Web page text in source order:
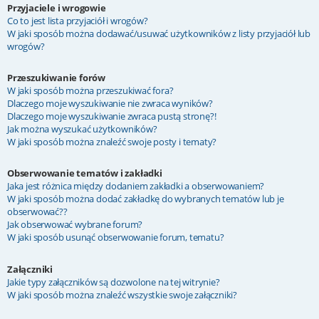
Przyjaciele i wrogowie
Co to jest lista przyjaciół i wrogów?
W jaki sposób można dodawać/usuwać użytkowników z listy przyjaciół lub
wrogów?
Przeszukiwanie forów
W jaki sposób można przeszukiwać fora?
Dlaczego moje wyszukiwanie nie zwraca wyników?
Dlaczego moje wyszukiwanie zwraca pustą stronę?!
Jak można wyszukać użytkowników?
W jaki sposób można znaleźć swoje posty i tematy?
Obserwowanie tematów i zakładki
Jaka jest różnica między dodaniem zakładki a obserwowaniem?
W jaki sposób można dodać zakładkę do wybranych tematów lub je
obserwować??
Jak obserwować wybrane forum?
W jaki sposób usunąć obserwowanie forum, tematu?
Załączniki
Jakie typy załączników są dozwolone na tej witrynie?
W jaki sposób można znaleźć wszystkie swoje załączniki?